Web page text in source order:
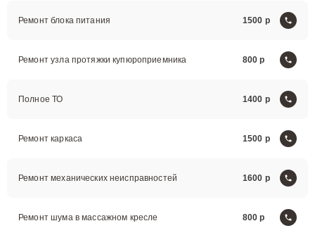
Ремонт блока питания 1500
Ремонт узла протяжки купюроприемника 800
Полное ТО 1400
Ремонт каркаса 1500
Ремонт механических неисправностей 1600
Ремонт шума в массажном кресле 800